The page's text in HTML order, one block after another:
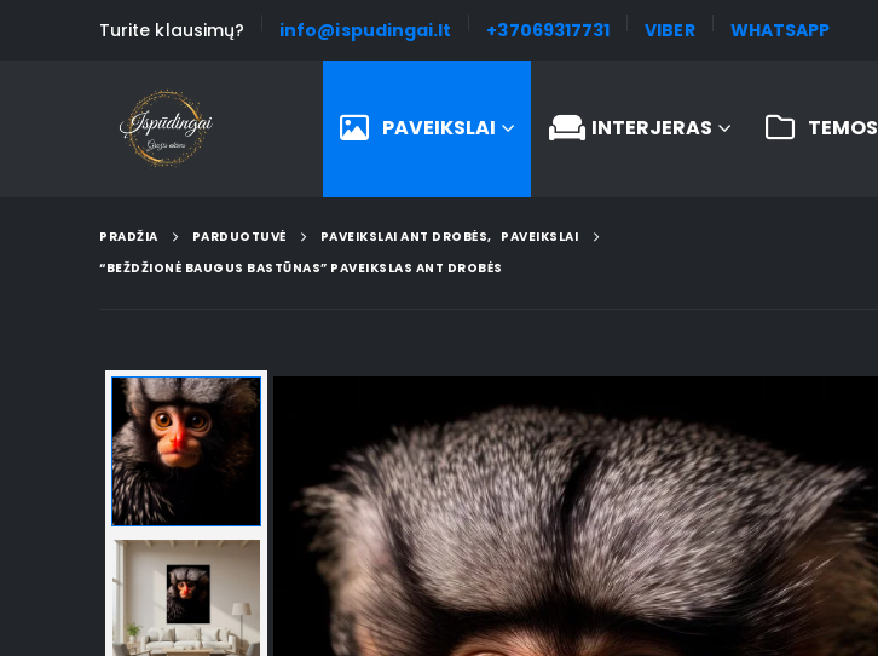
Turite klausimų? info@ispudingai.lt +37069317731 VIBER WHATSAPP
PAVEIKSLAI INTERJERAS TEMOS
PRADŽIA PARDUOTUVĖ PAVEIKSLAI ANT DROBĖS, PAVEIKSLAI
“BEŽDŽIONĖ BAUGUS BASTŪNAS” PAVEIKSLAS ANT DROBĖS